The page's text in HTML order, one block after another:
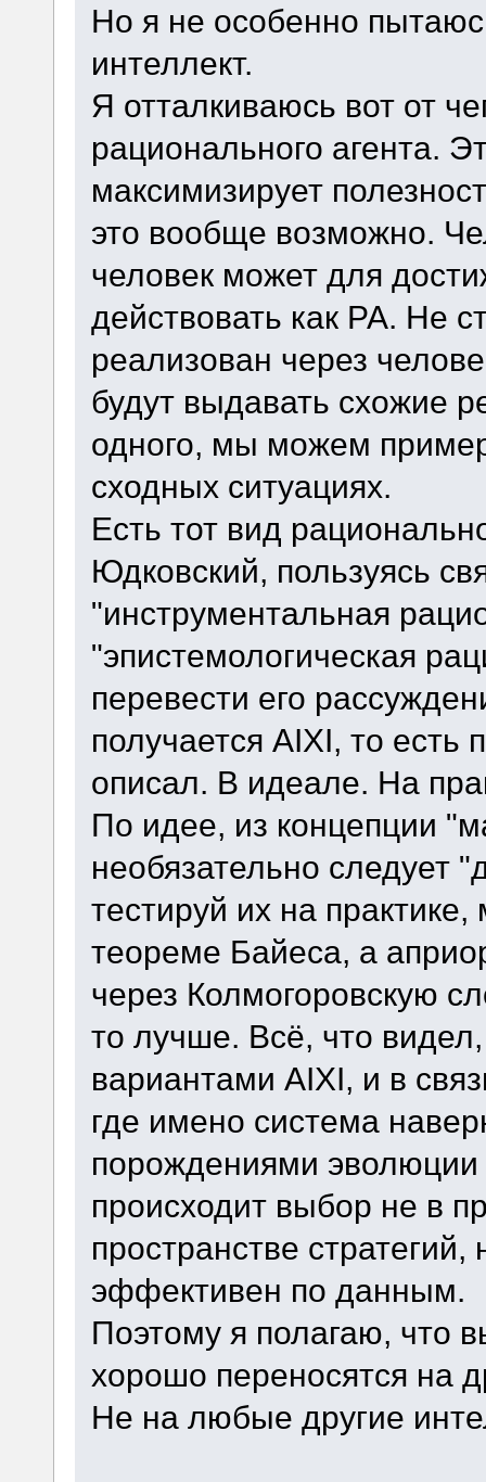
Но я не особенно
интеллект.
Я отталкиваюсь вот от
рационального агента.
максимизирует
это вообще возможно.
человек может для
действовать как РА. Не
реализован через
будут выдавать схожие
одного, мы можем
сходных ситуациях.
Есть тот вид
Юдковский, пользуясь
"инструментальная
"эпистемологическая
перевести его
получается AIXI, то
описал. В идеале. На
По идее, из концепции
необязательно следует
тестируй их на
теореме Байеса, а
через Колмогоровскую
то лучше. Всё, что
вариантами AIXI, и в
где имено система
порождениями эволюции
происходит выбор не в
пространстве
эффективен по данным.
Поэтому я полагаю, что
хорошо переносятся на
Не на любые другие